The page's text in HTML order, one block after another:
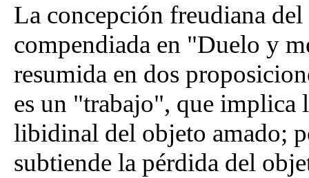
La concepción freudiana
compendiada en "Duelo y
resumida en dos
es un "trabajo", que implica
libidinal del objeto amado;
subtiende la pérdida del